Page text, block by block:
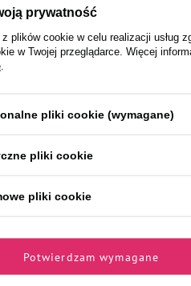
specjalnie
200 ml
prywatność
plików cookie w celu realizacji usług
w Twojej przeglądarce. Więcej
pliki cookie (wymagane)
pliki cookie
pliki cookie
Potwierdzam wymagane